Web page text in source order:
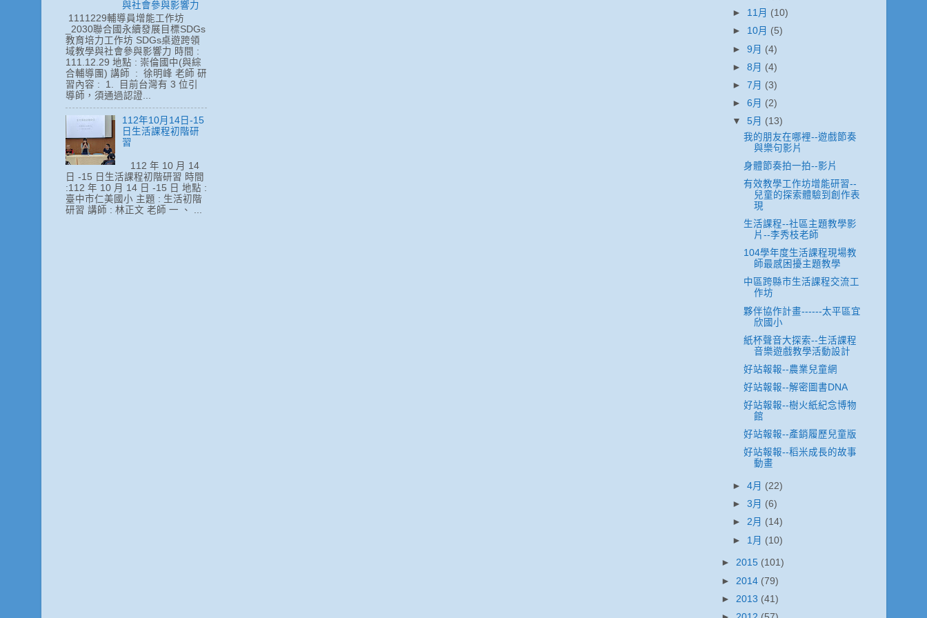
與社會參與影響力
1111229輔導員增能工作坊
_2030聯合國永續發展目標SDGs
教育培力工作坊 SDGs桌遊跨領
域教學與社會參與影響力 時間 :
111.12.29 地點 : 崇倫國中(與綜
合輔導團) 講師 : 徐明峰 老師 研
習內容 : 1. 目前台灣有 3 位引
導師，須通過認證...
112年10月14日-15
日生活課程初階研
習
112 年 10 月 14
日 -15 日生活課程初階研習 時間
:112 年 10 月 14 日 -15 日 地點 :
臺中市仁美國小 主題 : 生活初階
研習 講師 : 林正文 老師 一 、 ...
► 11月 (10)
► 10月 (5)
► 9月 (4)
► 8月 (4)
► 7月 (3)
► 6月 (2)
▼ 5月 (13)
我的朋友在哪裡--遊戲節奏
與樂句影片
身體節奏拍一拍--影片
有效教學工作坊增能研習--
兒童的探索體驗到創作表
現
生活課程--社區主題教學影
片--李秀枝老師
104學年度生活課程現場教
師最感困擾主題教學
中區跨縣市生活課程交流工
作坊
夥伴協作計畫------太平區宜
欣國小
紙杯聲音大探索--生活課程
音樂遊戲教學活動設計
好站報報--農業兒童網
好站報報--解密圖書DNA
好站報報--樹火紙紀念博物
館
好站報報--產銷履歷兒童版
好站報報--稻米成長的故事
動畫
► 4月 (22)
► 3月 (6)
► 2月 (14)
► 1月 (10)
► 2015 (101)
► 2014 (79)
► 2013 (41)